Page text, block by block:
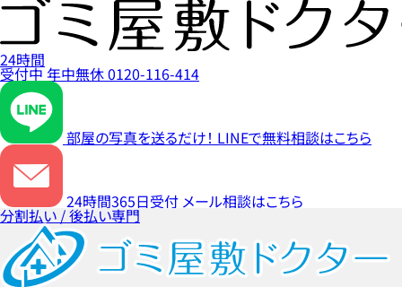
24時間
受付中年中無休0120-116-414
部屋の写真を送るだけ！ LINEで無料相談はこちら
24時間365日受付 メール相談はこちら
分割払い / 後払い専門